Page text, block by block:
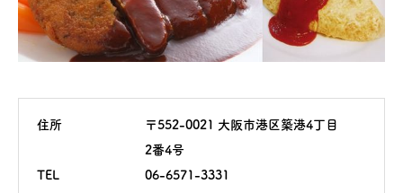
住所
〒552-0021 大阪市港区築港4丁目
2番4号
TEL
06-6571-3331